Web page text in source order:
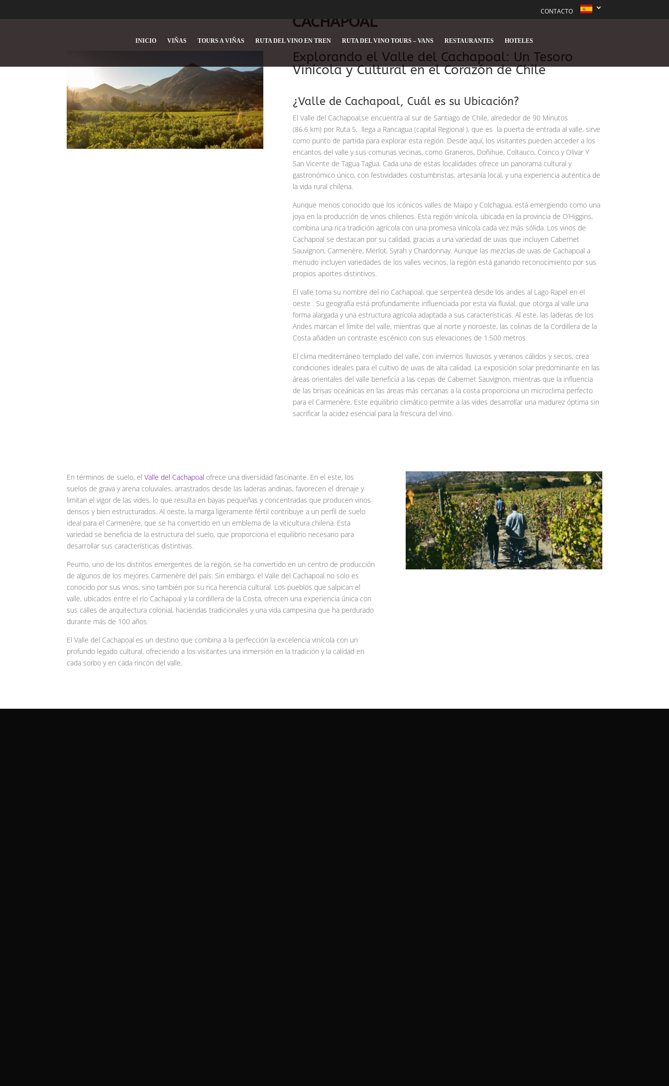
CONTACTO
INICIO VIÑAS TOURS A VIÑAS RUTA DEL VINO EN TREN RUTA DEL VINO TOURS – VANS RESTAURANTES HOTELES
CACHAPOAL
Explorando el Valle del Cachapoal: Un Tesoro
Vinícola y Cultural en el Corazón de Chile
¿Valle de Cachapoal, Cuál es su Ubicación?
El Valle del Cachapoal,se encuentra al sur de Santiago de Chile, alrededor de 90 Minutos
(86.6 km) por Ruta 5, llega a Rancagua (capital Regional ), que es la puerta de entrada al valle, sirve
como punto de partida para explorar esta región. Desde aquí, los visitantes pueden acceder a los
encantos del valle y sus comunas vecinas, como Graneros, Doñihue, Coltauco, Coinco y Olivar Y
San Vicente de Tagua Tagua. Cada una de estas localidades ofrece un panorama cultural y
gastronómico único, con festividades costumbristas, artesanía local, y una experiencia auténtica de
la vida rural chilena.
Aunque menos conocido que los icónicos valles de Maipo y Colchagua, está emergiendo como una
joya en la producción de vinos chilenos. Esta región vinícola, ubicada en la provincia de O’Higgins,
combina una rica tradición agrícola con una promesa vinícola cada vez más sólida. Los vinos de
Cachapoal se destacan por su calidad, gracias a una variedad de uvas que incluyen Cabernet
Sauvignon, Carmenère, Merlot, Syrah y Chardonnay. Aunque las mezclas de uvas de Cachapoal a
menudo incluyen variedades de los valles vecinos, la región está ganando reconocimiento por sus
propios aportes distintivos.
El valle toma su nombre del río Cachapoal, que serpentea desde los andes al Lago Rapel en el
oeste . Su geografía está profundamente influenciada por esta vía fluvial, que otorga al valle una
forma alargada y una estructura agrícola adaptada a sus características. Al este, las laderas de los
Andes marcan el límite del valle, mientras que al norte y noroeste, las colinas de la Cordillera de la
Costa añaden un contraste escénico con sus elevaciones de 1.500 metros.
El clima mediterráneo templado del valle, con inviernos lluviosos y veranos cálidos y secos, crea
condiciones ideales para el cultivo de uvas de alta calidad. La exposición solar predominante en las
áreas orientales del valle beneficia a las cepas de Cabernet Sauvignon, mientras que la influencia
de las brisas oceánicas en las áreas más cercanas a la costa proporciona un microclima perfecto
para el Carmenère. Este equilibrio climático permite a las vides desarrollar una madurez óptima sin
sacrificar la acidez esencial para la frescura del vino.
En términos de suelo, elValle del Cachapoal ofrece una diversidad fascinante. En el este, los
suelos de grava y arena coluviales, arrastrados desde las laderas andinas, favorecen el drenaje y
limitan el vigor de las vides, lo que resulta en bayas pequeñas y concentradas que producen vinos
densos y bien estructurados. Al oeste, la marga ligeramente fértil contribuye a un perfil de suelo
ideal para el Carmenère, que se ha convertido en un emblema de la viticultura chilena. Esta
variedad se beneficia de la estructura del suelo, que proporciona el equilibrio necesario para
desarrollar sus características distintivas.
Peumo, uno de los distritos emergentes de la región, se ha convertido en un centro de producción
de algunos de los mejores Carmenère del país. Sin embargo, el Valle del Cachapoal no solo es
conocido por sus vinos, sino también por su rica herencia cultural. Los pueblos que salpican el
valle, ubicados entre el río Cachapoal y la cordillera de la Costa, ofrecen una experiencia única con
sus calles de arquitectura colonial, haciendas tradicionales y una vida campesina que ha perdurado
durante más de 100 años.
El Valle del Cachapoal es un destino que combina a la perfección la excelencia vinícola con un
profundo legado cultural, ofreciendo a los visitantes una inmersión en la tradición y la calidad en
cada sorbo y en cada rincón del valle.